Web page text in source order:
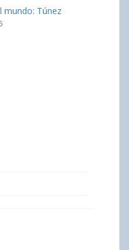
mundo: Túnez